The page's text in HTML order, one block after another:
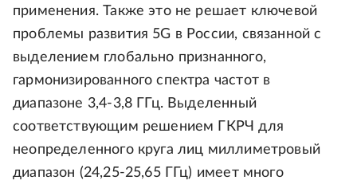
применения. Также это не решает ключевой
проблемы развития 5G в России, связанной с
выделением глобально признанного,
гармонизированного спектра частот в
диапазоне 3,4-3,8 ГГц. Выделенный
соответствующим решением ГКРЧ для
неопределенного круга лиц миллиметровый
диапазон (24,25-25,65 ГГц) имеет много